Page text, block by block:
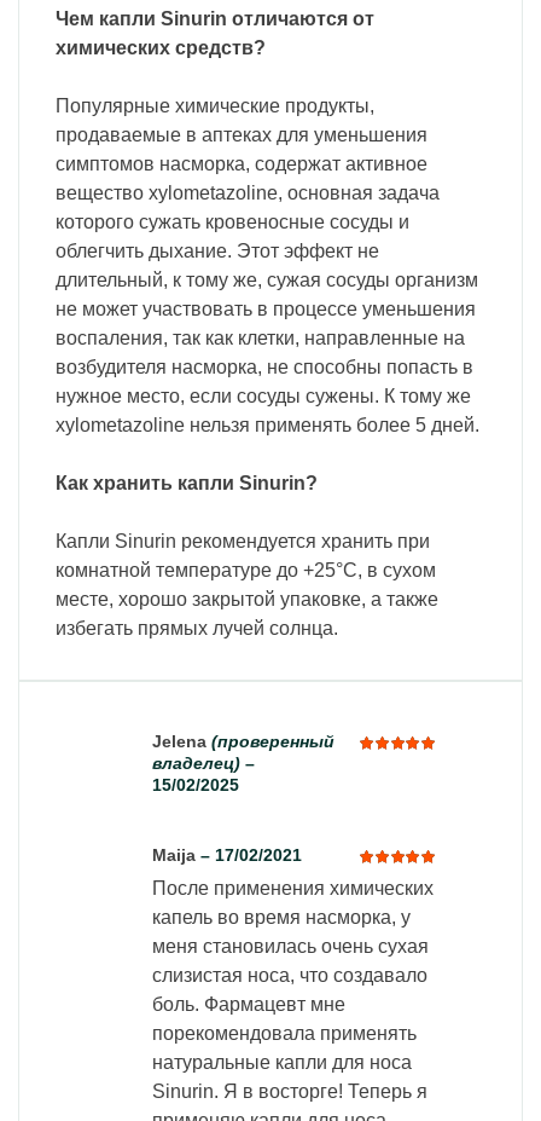
Чем капли Sinurin отличаются от
химических средств?
Популярные химические продукты,
продаваемые в аптеках для уменьшения
симптомов насморка, содержат активное
вещество xylometazoline, основная задача
которого сужать кровеносные сосуды и
облегчить дыхание. Этот эффект не
длительный, к тому же, сужая сосуды организм
не может участвовать в процессе уменьшения
воспаления, так как клетки, направленные на
возбудителя насморка, не способны попасть в
нужное место, если сосуды сужены. К тому же
xylometazoline нельзя применять более 5 дней.
Как хранить капли Sinurin?
Капли Sinurin рекомендуется хранить при
комнатной температуре до +25°C, в сухом
месте, хорошо закрытой упаковке, а также
избегать прямых лучей солнца.
Jelena (проверенный
владелец) –
15/02/2025
Оценка
Maija – 17/02/2021
После применения химических
капель во время насморка, у
меня становилась очень сухая
слизистая носа, что создавало
боль. Фармацевт мне
порекомендовала применять
натуральные капли для носа
Sinurin. Я в восторге! Теперь я